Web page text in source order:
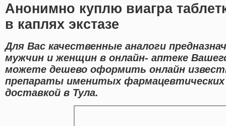
Анонимно куплю виагра
в каплях экстазе
Для Вас качественные аналоги
мужчин и женщин в онлайн- аптеке
можете дешево оформить онлайн
препараты именитых
доставкой в Тула.